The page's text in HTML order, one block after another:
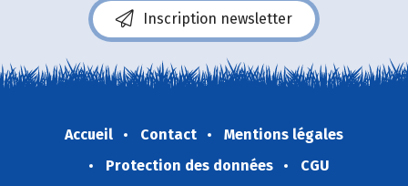
Inscription newsletter
Accueil Contact
Mentions légales
Protection des données
CGU